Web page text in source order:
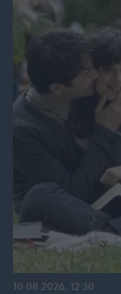
10.08.2026, 12:30